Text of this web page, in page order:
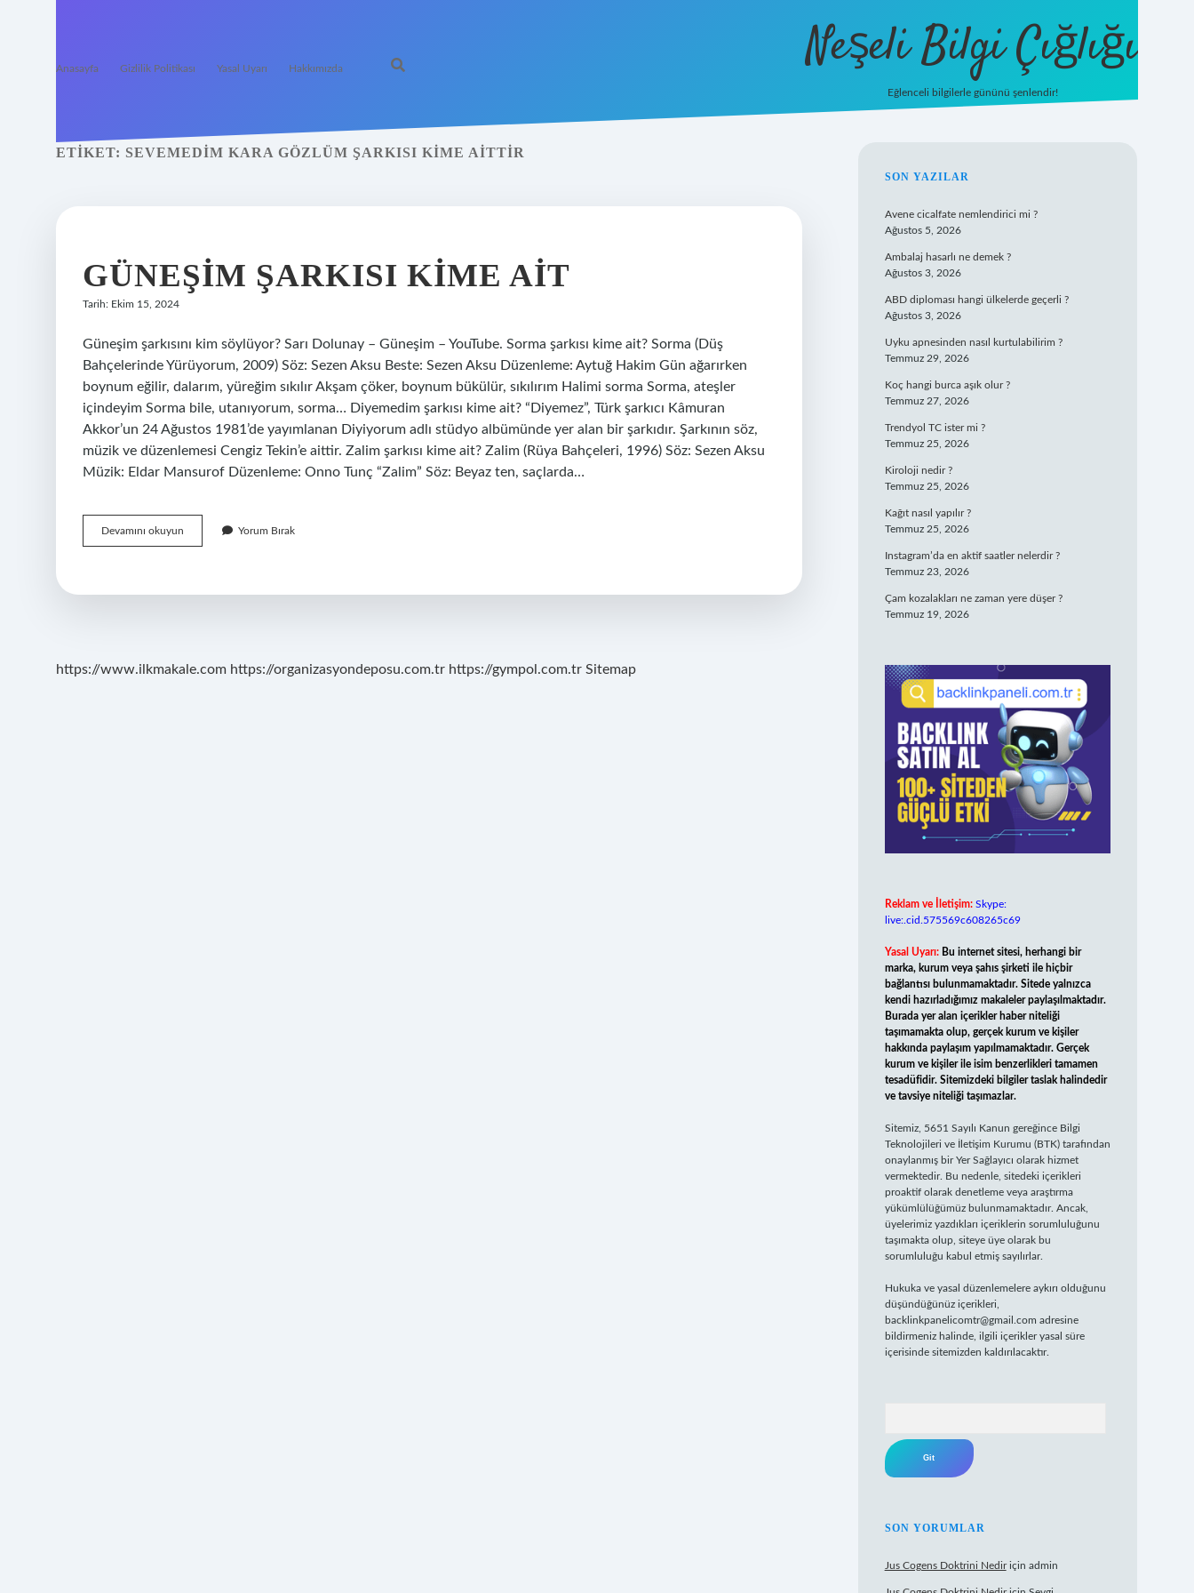
Anasayfa Gizlilik Politikası Yasal Uyarı Hakkımızda Neşeli Bilgi Çığlığı
Eğlenceli bilgilerle gününü şenlendir!
ETIKET: SEVEMEDIM KARA GÖZLÜM ŞARKISI KIME AITTIR
GÜNEŞIM ŞARKISI KIME AIT
Tarih: Ekim 15, 2024
Güneşim şarkısını kim söylüyor? Sarı Dolunay – Güneşim – YouTube. Sorma şarkısı kime ait? Sorma (Düş
Bahçelerinde Yürüyorum, 2009) Söz: Sezen Aksu Beste: Sezen Aksu Düzenleme: Aytuğ Hakim Gün ağarırken
boynum eğilir, dalarım, yüreğim sıkılır Akşam çöker, boynum bükülür, sıkılırım Halimi sorma Sorma, ateşler
içindeyim Sorma bile, utanıyorum, sorma… Diyemedim şarkısı kime ait? “Diyemez”, Türk şarkıcı Kâmuran
Akkor’un 24 Ağustos 1981’de yayımlanan Diyiyorum adlı stüdyo albümünde yer alan bir şarkıdır. Şarkının söz,
müzik ve düzenlemesi Cengiz Tekin’e aittir. Zalim şarkısı kime ait? Zalim (Rüya Bahçeleri, 1996) Söz: Sezen Aksu
Müzik: Eldar Mansurof Düzenleme: Onno Tunç “Zalim” Söz: Beyaz ten, saçlarda…
Devamını okuyun Güneşim
Şarkısı
Yorum Bırak
https://www.ilkmakale.com https://organizasyondeposu.com.tr https://gympol.com.tr Sitemap
SIDEBAR
SON YAZILAR
Avene cicalfate nemlendirici mi ?
Ağustos 5, 2026
Ambalaj hasarlı ne demek ?
Ağustos 3, 2026
ABD diploması hangi ülkelerde geçerli ?
Ağustos 3, 2026
Uyku apnesinden nasıl kurtulabilirim ?
Temmuz 29, 2026
Koç hangi burca aşık olur ?
Temmuz 27, 2026
Trendyol TC ister mi ?
Temmuz 25, 2026
Kiroloji nedir ?
Temmuz 25, 2026
Kağıt nasıl yapılır ?
Temmuz 25, 2026
Instagram’da en aktif saatler nelerdir ?
Temmuz 23, 2026
Çam kozalakları ne zaman yere düşer ?
Temmuz 19, 2026
Reklam ve İletişim: Skype:
live:.cid.575569c608265c69
Yasal Uyarı: Bu internet sitesi, herhangi bir
marka, kurum veya şahıs şirketi ile hiçbir
bağlantısı bulunmamaktadır. Sitede yalnızca
kendi hazırladığımız makaleler paylaşılmaktadır.
Burada yer alan içerikler haber niteliği
taşımamakta olup, gerçek kurum ve kişiler
hakkında paylaşım yapılmamaktadır. Gerçek
kurum ve kişiler ile isim benzerlikleri tamamen
tesadüfidir. Sitemizdeki bilgiler taslak halindedir
ve tavsiye niteliği taşımazlar.
Sitemiz, 5651 Sayılı Kanun gereğince Bilgi
Teknolojileri ve İletişim Kurumu (BTK) tarafından
onaylanmış bir Yer Sağlayıcı olarak hizmet
vermektedir. Bu nedenle, sitedeki içerikleri
proaktif olarak denetleme veya araştırma
yükümlülüğümüz bulunmamaktadır. Ancak,
üyelerimiz yazdıkları içeriklerin sorumluluğunu
taşımakta olup, siteye üye olarak bu
sorumluluğu kabul etmiş sayılırlar.
Hukuka ve yasal düzenlemelere aykırı olduğunu
düşündüğünüz içerikleri,
backlinkpanelicomtr@gmail.com adresine
bildirmeniz halinde, ilgili içerikler yasal süre
içerisinde sitemizden kaldırılacaktır.
SON YORUMLAR
Jus Cogens Doktrini Nediriçin admin